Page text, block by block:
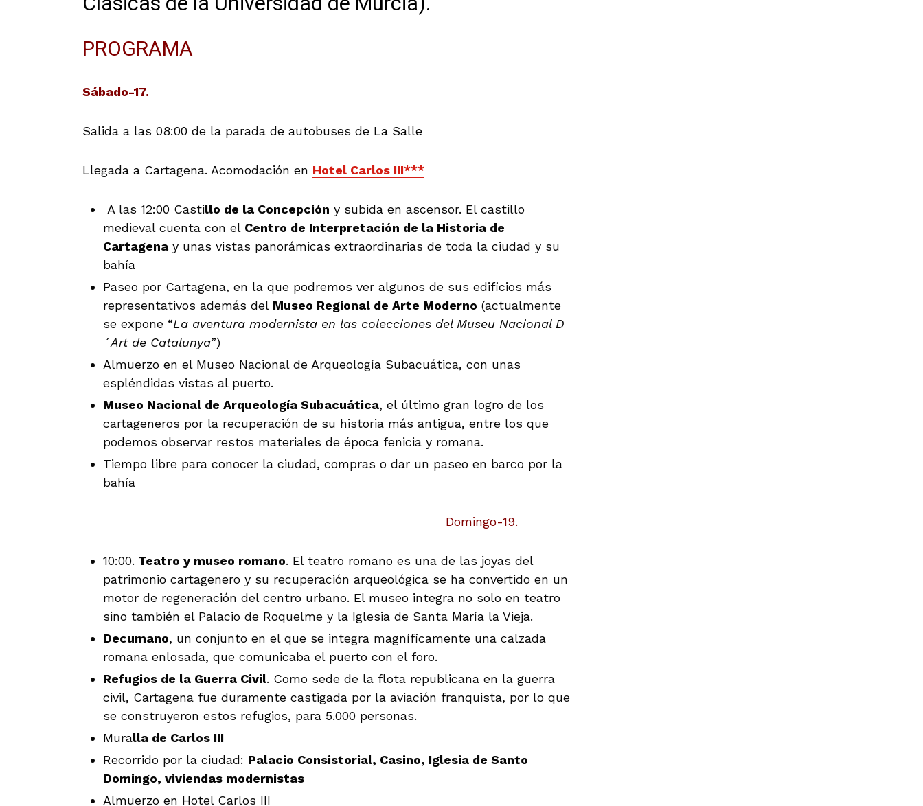
PROGRAMA
Sábado-17.
Salida a las 08:00 de la parada de autobuses de La Salle
Llegada a Cartagena. Acomodación en Hotel Carlos III***
A las 12:00 Castillo de la Concepción y subida en ascensor. El castillo
medieval cuenta con el Centro de Interpretación de la Historia de
Cartagena y unas vistas panorámicas extraordinarias de toda la ciudad y su
bahía
Paseo por Cartagena, en la que podremos ver algunos de sus edificios más
representativos además del Museo Regional de Arte Moderno (actualmente
se expone “La aventura modernista en las colecciones del Museu Nacional D
´Art de Catalunya”)
Almuerzo en el Museo Nacional de Arqueología Subacuática, con unas
espléndidas vistas al puerto.
Museo Nacional de Arqueología Subacuática, el último gran logro de los
cartageneros por la recuperación de su historia más antigua, entre los que
podemos observar restos materiales de época fenicia y romana.
Tiempo libre para conocer la ciudad, compras o dar un paseo en barco por la
bahía
Domingo-19.
10:00. Teatro y museo romano. El teatro romano es una de las joyas del
patrimonio cartagenero y su recuperación arqueológica se ha convertido en un
motor de regeneración del centro urbano. El museo integra no solo en teatro
sino también el Palacio de Roquelme y la Iglesia de Santa María la Vieja.
Decumano, un conjunto en el que se integra magníficamente una calzada
romana enlosada, que comunicaba el puerto con el foro.
Refugios de la Guerra Civil. Como sede de la flota republicana en la guerra
civil, Cartagena fue duramente castigada por la aviación franquista, por lo que
se construyeron estos refugios, para 5.000 personas.
Muralla de Carlos III
Recorrido por la ciudad: Palacio Consistorial, Casino, Iglesia de Santo
Domingo, viviendas modernistas
Almuerzo en Hotel Carlos III